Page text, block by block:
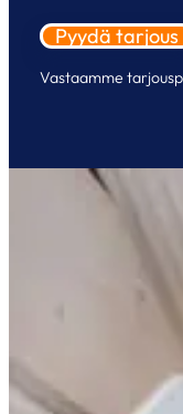
Pyydä tarjous
Vastaamme